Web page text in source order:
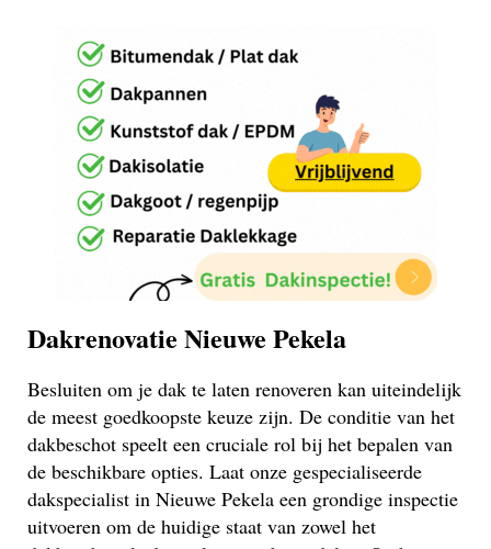
Dakrenovatie Nieuwe Pekela
Besluiten om je dak te laten renoveren kan uiteindelijk
de meest goedkoopste keuze zijn. De conditie van het
dakbeschot speelt een cruciale rol bij het bepalen van
de beschikbare opties. Laat onze gespecialiseerde
dakspecialist in Nieuwe Pekela een grondige inspectie
uitvoeren om de huidige staat van zowel het